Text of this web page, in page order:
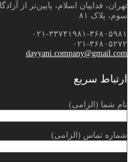
سوم، پلاک ۸۱
۰۲۱-۳۳۷۴۱۹۸۱-۳۶۸۰۵۹۸۱
۰۲۱-۳۶۸۰۵۲۷۲
dayyani.company@gmail.com
ارتباط سریع
نام شما (الزامی)
شماره تماس (الزامی)